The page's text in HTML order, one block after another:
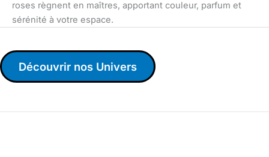
roses règnent en maîtres, apportant couleur, parfum et
sérénité à votre espace.
Découvrir nos Univers